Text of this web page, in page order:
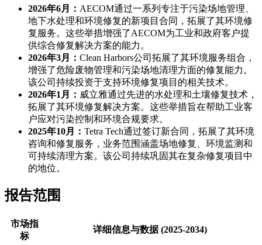
2026年6月： AECOM通过一系列专注于污染场地管理、
地下水处理和环境修复的新项目合同，拓展了其环境修
复服务。这些举措增强了AECOM为工业和政府客户提
供综合修复解决方案的能力。
2026年3月： Clean Harbors公司拓展了其环境服务组合，
增强了危险废物管理和污染场地清理方面的修复能力。
该公司持续投资于支持环境修复项目的相关技术。
2026年1月： 威立雅通过先进的水处理和土壤修复技术，
拓展了其环境修复解决方案。这些举措旨在帮助工业客
户应对污染控制和环境合规要求。
2025年10月： Tetra Tech通过签订新合同，拓展了其环境
咨询和修复服务，业务范围涵盖场地修复、环境监测和
可持续清理方案。该公司持续巩固其在复杂修复项目中
的地位。
报告范围
市场指
标
详细信息与数据 (2025-2034)